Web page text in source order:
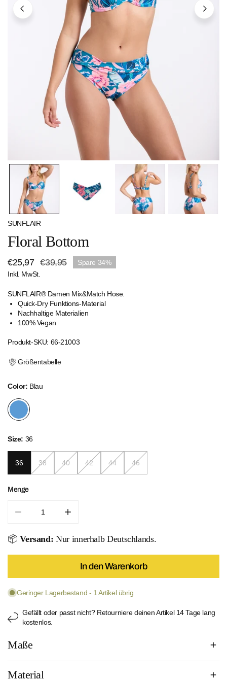
ÖFFNEN SIE MEDIEN IN DER GALERIEANSICHT
SUNFLAIR
Floral Bottom
Verkaufspreis
€25,97
Regulärer
Preis
€39,95 Spare 34%
Inkl. MwSt.
SUNFLAIR® Damen Mix&Match Hose.
Quick-Dry Funktions-Material
Nachhaltige Materialien
100% Vegan
Produkt-SKU: 66-21003
Größentabelle
Color: Blau
Size: 36
36 38 40 42 44 46
Menge
📦Versand: Nur innerhalb Deutschlands.
In den Warenkorb
Geringer Lagerbestand - 1 Artikel übrig
Gefällt oder passt nicht? Retourniere deinen Artikel 14 Tage lang
kostenlos.
Maße
Unser Model ist 169 cm groß und trägt Größe 38
Material